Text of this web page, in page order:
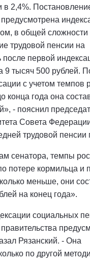
в 2,4%.
в общей
трудовой пенсии на
первой
9 тысяч 500 рублей.
с учетом темпов
конца года она
- пояснил
Совета
трудовой пенсии
сенатора, темпы
потере кормильца и
меньше, они
на конец года».
социальных
Рязанский. - Она
по другой